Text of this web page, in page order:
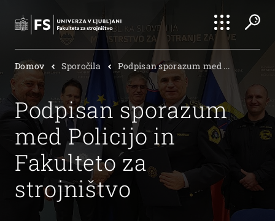
Išči
Domov Sporočila Podpisan sporazum med ...
Podpisan sporazum
med Policijo in
Fakulteto za
strojništvo